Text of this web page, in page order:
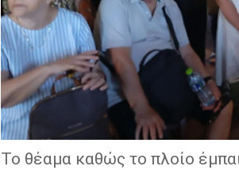
Το θέαμα καθώς το πλοίο